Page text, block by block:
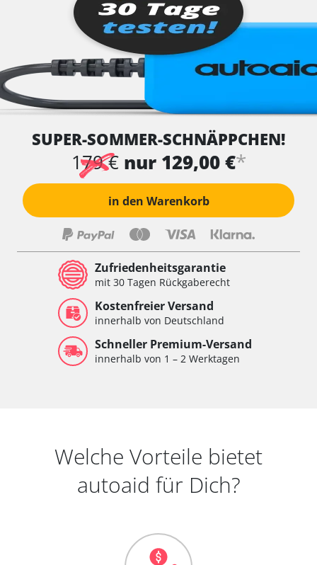
SUPER-SOMMER-SCHNÄPPCHEN!
179 € nur 129,00 €*
in den Warenkorb
Zufriedenheitsgarantie
mit 30 Tagen Rückgaberecht
Kostenfreier Versand
innerhalb von Deutschland
Schneller Premium-Versand
innerhalb von 1 – 2 Werktagen
Welche Vorteile bietet
autoaid für Dich?